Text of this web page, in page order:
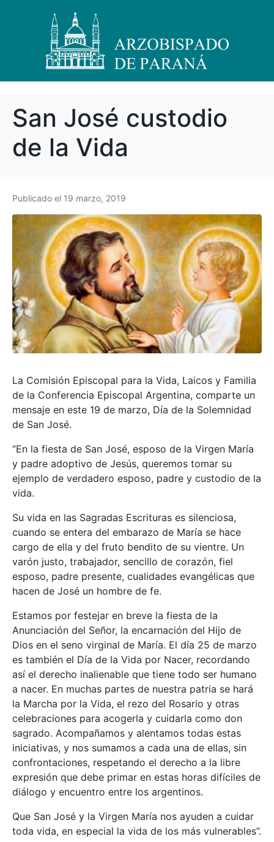
San José custodio
de la Vida
Publicado el 19 marzo, 2019
La Comisión Episcopal para la Vida, Laicos y Familia
de la Conferencia Episcopal Argentina, comparte un
mensaje en este 19 de marzo, Día de la Solemnidad
de San José.
“En la fiesta de San José, esposo de la Virgen María
y padre adoptivo de Jesús, queremos tomar su
ejemplo de verdadero esposo, padre y custodio de la
vida.
Su vida en las Sagradas Escrituras es silenciosa,
cuando se entera del embarazo de María se hace
cargo de ella y del fruto bendito de su vientre. Un
varón justo, trabajador, sencillo de corazón, fiel
esposo, padre presente, cualidades evangélicas que
hacen de José un hombre de fe.
Estamos por festejar en breve la fiesta de la
Anunciación del Señor, la encarnación del Hijo de
Dios en el seno virginal de María. El día 25 de marzo
es también el Día de la Vida por Nacer, recordando
así el derecho inalienable que tiene todo ser humano
a nacer. En muchas partes de nuestra patria se hará
la Marcha por la Vida, el rezo del Rosario y otras
celebraciones para acogerla y cuidarla como don
sagrado. Acompañamos y alentamos todas estas
iniciativas, y nos sumamos a cada una de ellas, sin
confrontaciones, respetando el derecho a la libre
expresión que debe primar en estas horas difíciles de
diálogo y encuentro entre los argentinos.
Que San José y la Virgen María nos ayuden a cuidar
toda vida, en especial la vida de los más vulnerables”.